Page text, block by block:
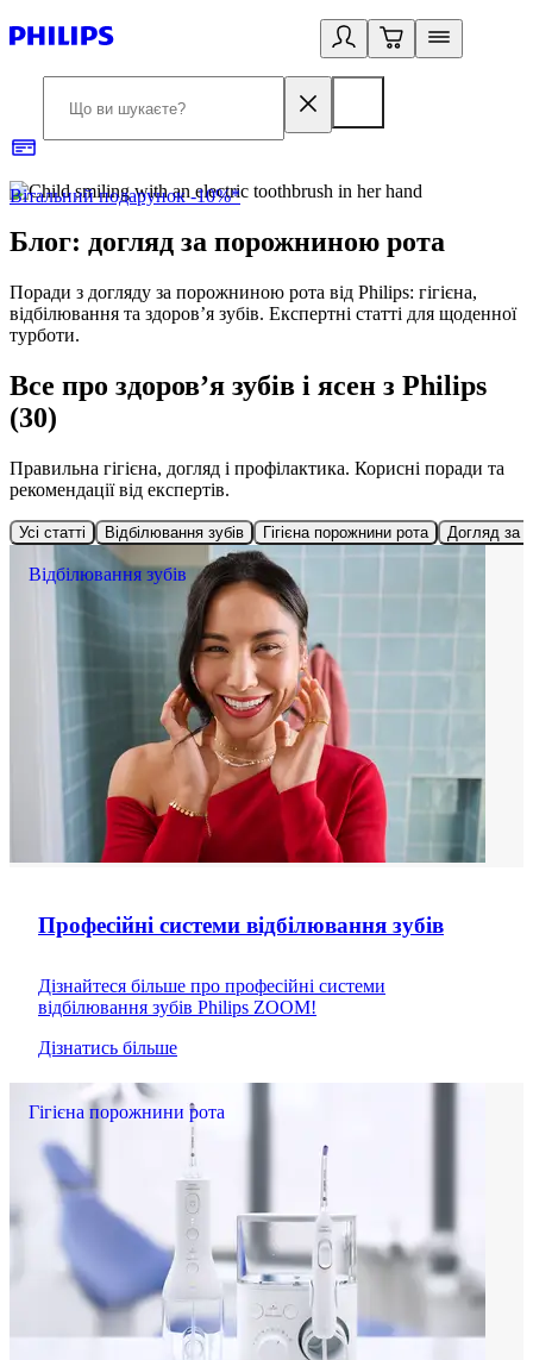
Вітальний подарунок -10%*
Блог: догляд за порожниною рота
Поради з догляду за порожниною рота від Philips: гігієна,
відбілювання та здоров’я зубів. Експертні статті для щоденної
турботи.
Все про здоров’я зубів і ясен з Philips
(30)
Правильна гігієна, догляд і профілактика. Корисні поради та
рекомендації від експертів.
Усі статті Відбілювання зубів Гігієна порожнини рота Догляд за
Відбілювання зубів
Професійні системи відбілювання зубів
Дізнайтеся більше про професійні системи
відбілювання зубів Philips ZOOM!
Дізнатись більше
Гігієна порожнини рота